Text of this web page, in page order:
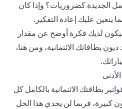
الجديدة كضروريات؟ وإذا كان
يتعين عليك إعادة التفكير.
لديك فكرة أوضح عن مقدار
بطاقاتك الائتمانية، ومن هنا،
بطاقتك الائتمانية بالكامل كل
كبيرة، فربما لن يجدي هذا الحل